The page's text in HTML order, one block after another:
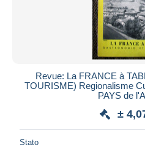
Revue: La FRANCE à
TOURISME) Regionalisme
PAYS de
±
Stato